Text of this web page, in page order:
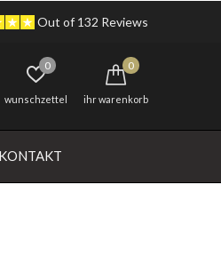
KONTAKT
wunschzettel
0
ihr warenkorb
0
Out of 132 Reviews